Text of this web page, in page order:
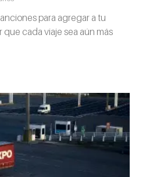
para agregar a tu
cada viaje sea aún más